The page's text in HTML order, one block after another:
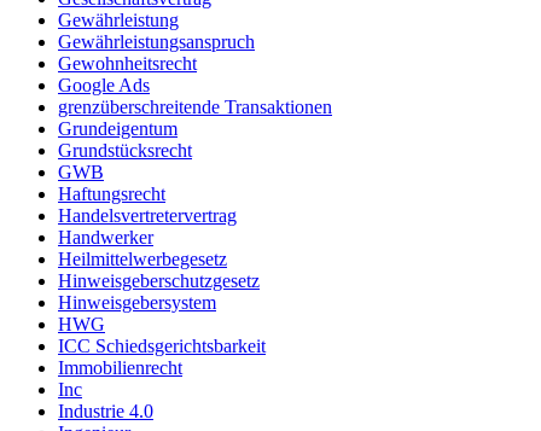
Gewährleistung
Gewährleistungsanspruch
Gewohnheitsrecht
Google Ads
grenzüberschreitende Transaktionen
Grundeigentum
Grundstücksrecht
GWB
Haftungsrecht
Handelsvertretervertrag
Handwerker
Heilmittelwerbegesetz
Hinweisgeberschutzgesetz
Hinweisgebersystem
HWG
ICC Schiedsgerichtsbarkeit
Immobilienrecht
Inc
Industrie 4.0